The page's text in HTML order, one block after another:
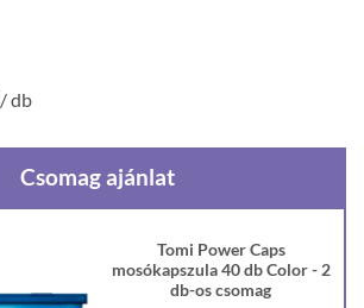
/ db
Csomag ajánlat
Tomi Power Caps
mosókapszula 40 db Color - 2
db-os csomag